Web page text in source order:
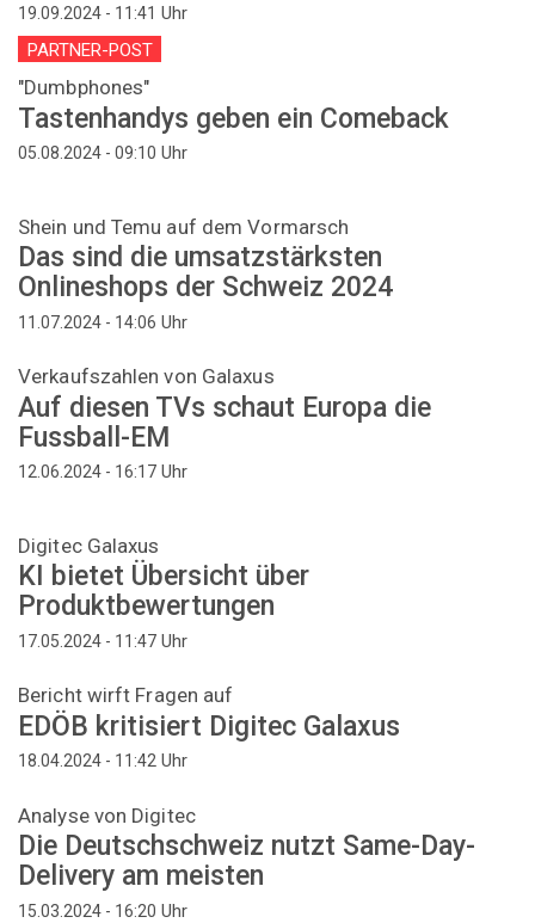
19.09.2024 - 11:41 Uhr
PARTNER-POST
"Dumbphones"
Tastenhandys geben ein Comeback
05.08.2024 - 09:10 Uhr
Shein und Temu auf dem Vormarsch
Das sind die umsatzstärksten
Onlineshops der Schweiz 2024
11.07.2024 - 14:06 Uhr
Verkaufszahlen von Galaxus
Auf diesen TVs schaut Europa die
Fussball-EM
12.06.2024 - 16:17 Uhr
Digitec Galaxus
KI bietet Übersicht über
Produktbewertungen
17.05.2024 - 11:47 Uhr
Bericht wirft Fragen auf
EDÖB kritisiert Digitec Galaxus
18.04.2024 - 11:42 Uhr
Analyse von Digitec
Die Deutschschweiz nutzt Same-Day-
Delivery am meisten
15.03.2024 - 16:20 Uhr